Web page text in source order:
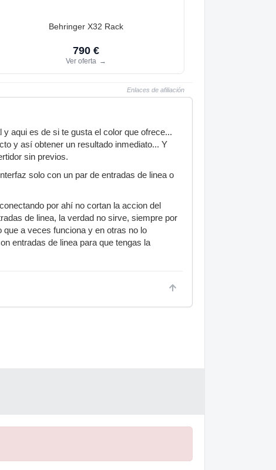
Behringer X32 Rack
790 €
Ver oferta →
Enlaces de afiliación
aqui es de si te gusta el color que ofrece...
y así obtener un resultado inmediato... Y
sin previos.
solo con un par de entradas de linea o
por ahí no cortan la accion del
de linea, la verdad no sirve, siempre por
que a veces funciona y en otras no lo
entradas de linea para que tengas la